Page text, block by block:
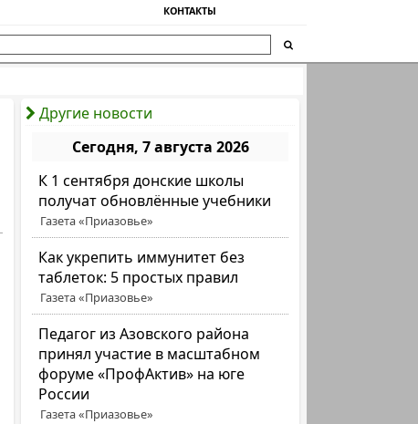
КОНТАКТЫ
Другие новости
Сегодня, 7 августа 2026
К 1 сентября донские школы
получат обновлённые учебники
Газета «Приазовье»
Как укрепить иммунитет без
таблеток: 5 простых правил
Газета «Приазовье»
Педагог из Азовского района
принял участие в масштабном
форуме «ПрофАктив» на юге
России
Газета «Приазовье»